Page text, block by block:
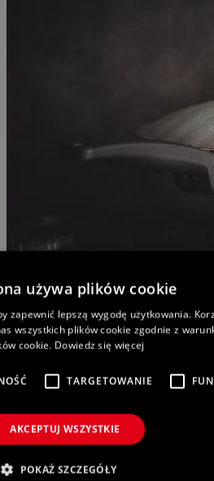
SIĘ
OBOWIĄZKIEM.
używa plików cookie
zapewnić lepszą wygodę użytkowania.
wszystkich plików cookie zgodnie z
cookie. Dowiedz się więcej
TARGETOWANIE
AKCEPTUJ WSZYSTKIE
POKAŻ SZCZEGÓŁY